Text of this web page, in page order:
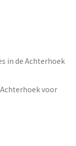
in de Achterhoek
voor